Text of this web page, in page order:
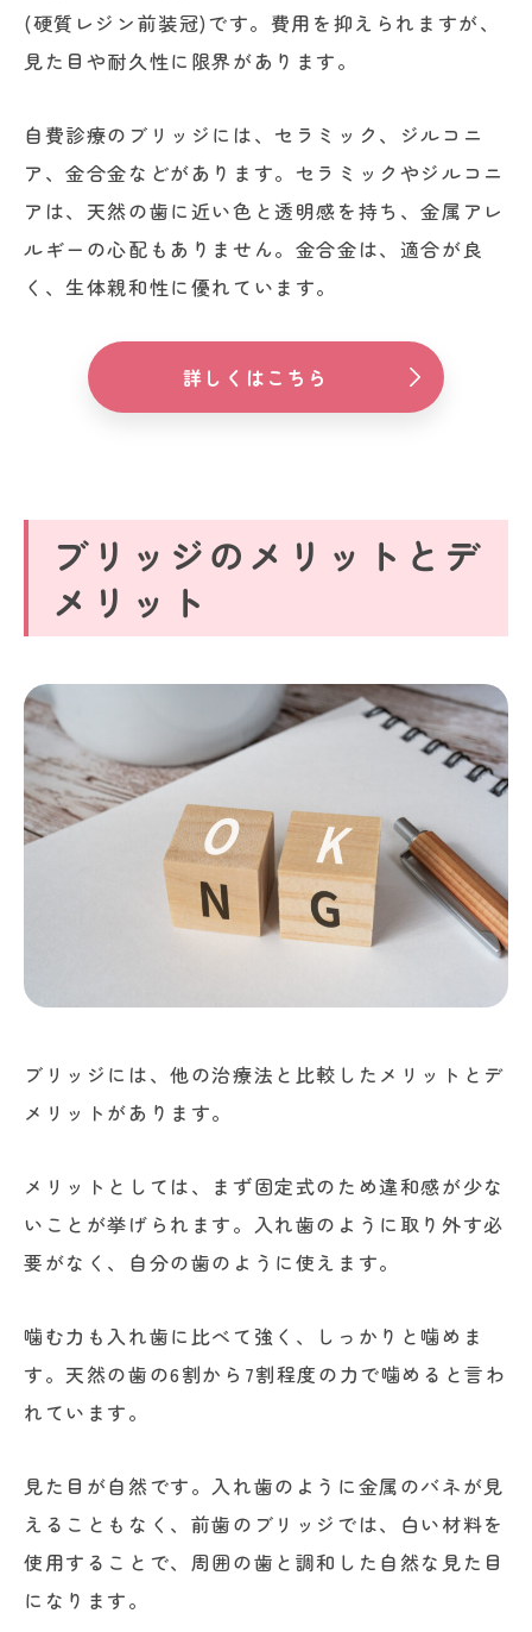
(硬質レジン前装冠)です。費用を抑えられますが、
見た目や耐久性に限界があります。
自費診療のブリッジには、セラミック、ジルコニ
ア、金合金などがあります。セラミックやジルコニ
アは、天然の歯に近い色と透明感を持ち、金属アレ
ルギーの心配もありません。金合金は、適合が良
く、生体親和性に優れています。
詳しくはこちら
ブリッジのメリットとデ
メリット
ブリッジには、他の治療法と比較したメリットとデ
メリットがあります。
メリットとしては、まず固定式のため違和感が少な
いことが挙げられます。入れ歯のように取り外す必
要がなく、自分の歯のように使えます。
噛む力も入れ歯に比べて強く、しっかりと噛めま
す。天然の歯の6割から7割程度の力で噛めると言わ
れています。
見た目が自然です。入れ歯のように金属のバネが見
えることもなく、前歯のブリッジでは、白い材料を
使用することで、周囲の歯と調和した自然な見た目
になります。